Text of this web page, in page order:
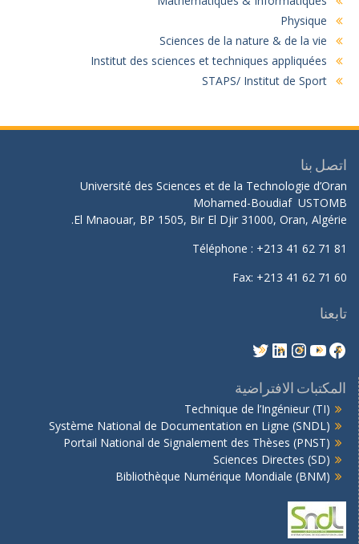
Physique
Sciences de la nature & de la vie
Institut des sciences et techniques appliquées
STAPS/ Institut de Sport
اتصل بنا
Université des Sciences et de la Technologie d’Oran
Mohamed-Boudiaf USTOMB
El Mnaouar, BP 1505, Bir El Djir 31000, Oran, Algérie.
Téléphone : +213 41 62 71 81
Fax: +213 41 62 71 60
تابعنا
المكتبات الافتراضية
Technique de l’Ingénieur (TI)
Système National de Documentation en Ligne (SNDL)
Portail National de Signalement des Thèses (PNST)
Sciences Directes (SD)
Bibliothèque Numérique Mondiale (BNM)